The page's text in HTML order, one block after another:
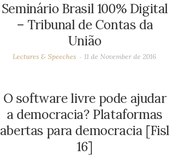
Seminário Brasil 100% Digital
– Tribunal de Contas da
União
Lectures & Speeches 11 de November de 2016
O software livre pode ajudar
a democracia? Plataformas
abertas para democracia [Fisl
16]